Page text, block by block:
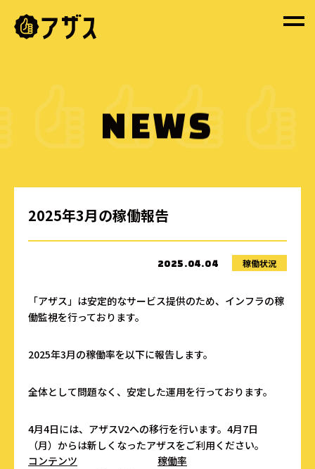
NEWS
2025年3月の稼働報告
2025.04.04 稼働状況
「アザス」は安定的なサービス提供のため、インフラの稼
働監視を行っております。
2025年3月の稼働率を以下に報告します。
全体として問題なく、安定した運用を行っております。
4月4日には、アザスV2への移行を行います。4月7日
（月）からは新しくなったアザスをご利用ください。
コンテンツ
稼働率